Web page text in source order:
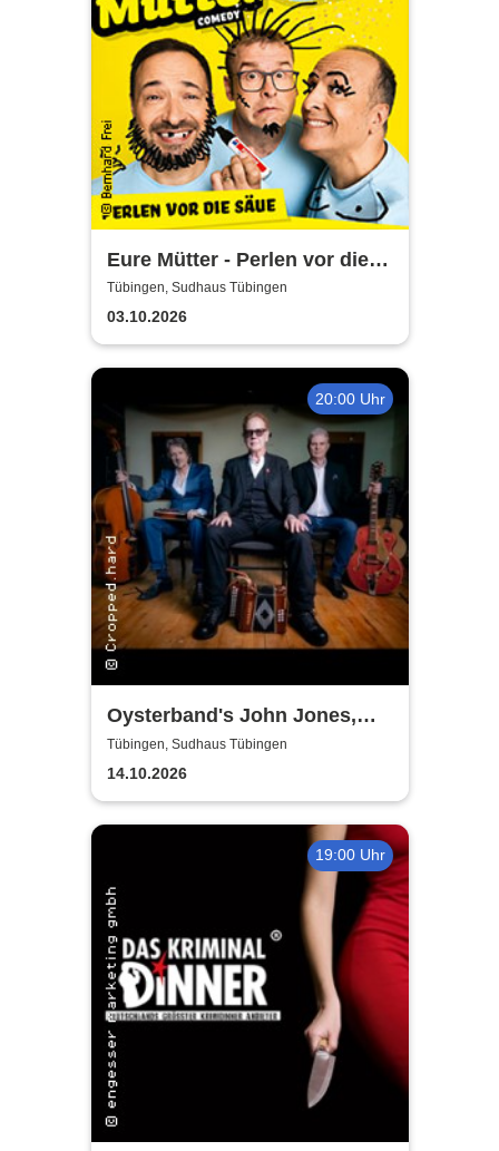
Eure Mütter - Perlen vor die
Säue - Das Best Of zum
Jubiläum
Tübingen, Sudhaus Tübingen
03.10.2026
20:00 Uhr
Oysterband's John Jones,
Ray Cooper & Al Scott - The
Song goes on Tour 2026
Tübingen, Sudhaus Tübingen
14.10.2026
19:00 Uhr